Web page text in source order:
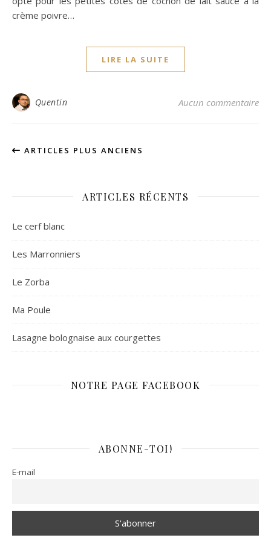
crème poivre…
LIRE LA SUITE
Quentin Aucun commentaire
ARTICLES PLUS ANCIENS
ARTICLES RÉCENTS
Le cerf blanc
Les Marronniers
Le Zorba
Ma Poule
Lasagne bolognaise aux courgettes
NOTRE PAGE FACEBOOK
ABONNE-TOI!
E-mail